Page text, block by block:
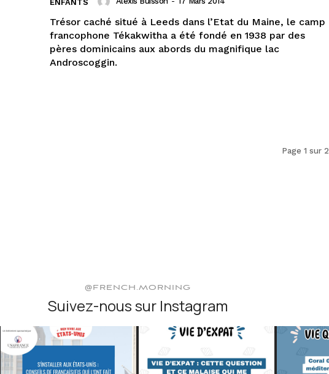
ENFANTS
Trésor caché situé à Leeds dans l’Etat du Maine, le camp
francophone Tékakwitha a été fondé en 1938 par des
pères dominicains aux abords du magnifique lac
Androscoggin.
Page 1 sur 2
@FRENCH.MORNING
Suivez-nous sur Instagram